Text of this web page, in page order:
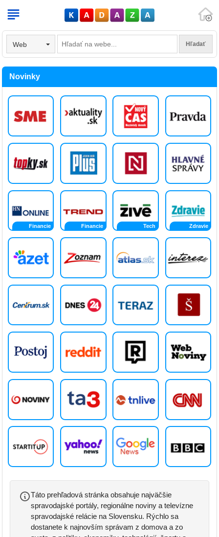
WebV
Novinky
Financie Financie Tech Zdravie
Táto prehľadová stránka obsahuje najväčšie
spravodajské portály, regionálne noviny a televízne
spravodajské relácie na Slovensku. Rýchlo sa
dostanete k najnovším správam z domova a zo